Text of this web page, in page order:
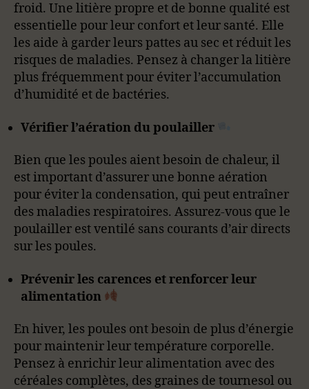
froid. Une litière propre et de bonne qualité est
essentielle pour leur confort et leur santé. Elle
les aide à garder leurs pattes au sec et réduit les
risques de maladies. Pensez à changer la litière
plus fréquemment pour éviter l’accumulation
d’humidité et de bactéries.
Vérifier l’aération du poulailler
Bien que les poules aient besoin de chaleur, il
est important d’assurer une bonne aération
pour éviter la condensation, qui peut entraîner
des maladies respiratoires. Assurez-vous que le
poulailler est ventilé sans courants d’air directs
sur les poules.
Prévenir les carences et renforcer leur
alimentation
En hiver, les poules ont besoin de plus d’énergie
pour maintenir leur température corporelle.
Pensez à enrichir leur alimentation avec des
céréales complètes, des graines de tournesol ou